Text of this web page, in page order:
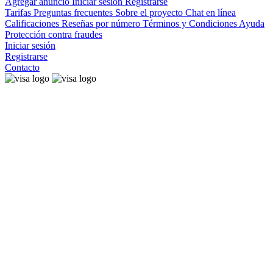
Tarifas Preguntas frecuentes Sobre el proyecto Chat en línea
Calificaciones Reseñas por número Términos y Condiciones Ayuda
Protección contra fraudes
Iniciar sesión
Registrarse
Contacto